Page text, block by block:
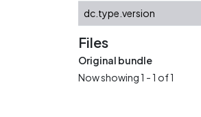
dc.type.version
Files
Original bundle
Now showing1 - 1 of 1